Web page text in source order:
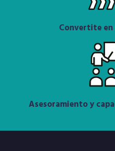
Convertite
Asesoramiento y